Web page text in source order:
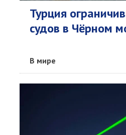
Турция
судов в Чёрном
В мире